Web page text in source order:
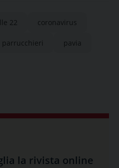
22 coronavirus
parrucchieri pavia
la rivista online